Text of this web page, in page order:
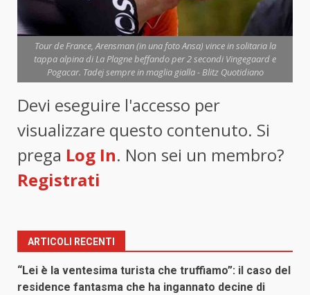
Tour de France, Arensman (in una foto Ansa) vince in solitaria la
tappa alpina di La Plagne beffando per 2 secondi Vingegaard e
Pogacar. Tadej sempre in maglia gialla - Blitz Quotidiano
Devi eseguire l'accesso per
visualizzare questo contenuto. Si
prega Log In. Non sei un membro?
Registrati
ARTICOLI RECENTI
“Lei è la ventesima turista che truffiamo”: il caso del
residence fantasma che ha ingannato decine di